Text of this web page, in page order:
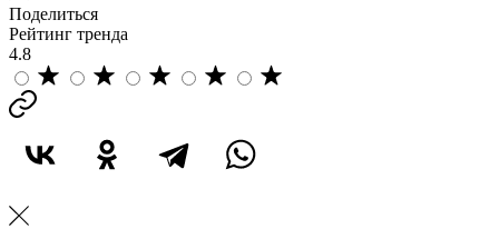
Поделиться
Рейтинг тренда
4.8